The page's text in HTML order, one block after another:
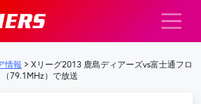
ョン
情報 > Xリーグ2013 鹿島ディアーズvs富士通フロ
79.1MHz）で放送